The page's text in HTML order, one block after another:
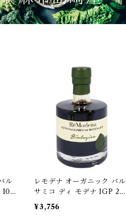
ル
100
レモデナ オーガニック バル
サミコ ディ モデナ IGP 250
ml ReModena 有機バルサ
ミコ酢 イタリア[宅急便]
¥3,756